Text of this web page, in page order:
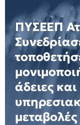
ΠΥΣΕΕΠ
άδειες και